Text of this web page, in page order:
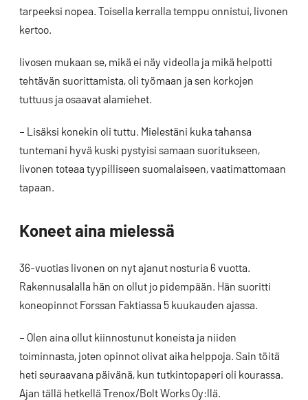
tarpeeksi nopea. Toisella kerralla temppu onnistui, Iivonen
kertoo.
Iivosen mukaan se, mikä ei näy videolla ja mikä helpotti
tehtävän suorittamista, oli työmaan ja sen korkojen
tuttuus ja osaavat alamiehet.
– Lisäksi konekin oli tuttu. Mielestäni kuka tahansa
tuntemani hyvä kuski pystyisi samaan suoritukseen,
Iivonen toteaa tyypilliseen suomalaiseen, vaatimattomaan
tapaan.
Koneet aina mielessä
36-vuotias Iivonen on nyt ajanut nosturia 6 vuotta.
Rakennusalalla hän on ollut jo pidempään. Hän suoritti
koneopinnot Forssan Faktiassa 5 kuukauden ajassa.
– Olen aina ollut kiinnostunut koneista ja niiden
toiminnasta, joten opinnot olivat aika helppoja. Sain töitä
heti seuraavana päivänä, kun tutkintopaperi oli kourassa.
Ajan tällä hetkellä Trenox/Bolt Works Oy:llä.